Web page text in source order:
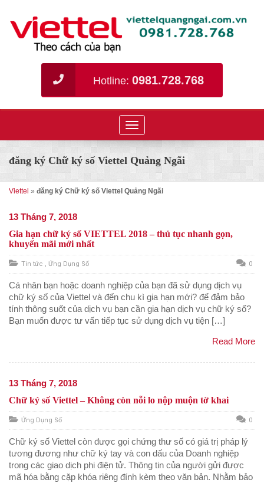
Hotline: 0981.728.768
Toggle
navigation
đăng ký Chữ ký số Viettel Quảng Ngãi
Viettel » đăng ký Chữ ký số Viettel Quảng Ngãi
13 Tháng 7, 2018
Gia hạn chữ ký số VIETTEL 2018 – thủ tục nhanh gọn,
khuyến mãi mới nhất
Tin tức , Ứng Dụng Số 0
Cá nhân bạn hoặc doanh nghiệp của bạn đã sử dụng dịch vụ
chữ ký số của Viettel và đến chu kì gia hạn mới? để đảm bảo
tính thông suốt của dịch vụ bạn cần gia hạn dịch vụ chữ ký số?
Bạn muốn được tư vấn tiếp tục sử dụng dịch vụ tiện […]
Read More
13 Tháng 7, 2018
Chữ ký số Viettel – Không còn nỗi lo nộp muộn tờ khai
Ứng Dụng Số 0
Chữ ký số Viettel còn được gọi chứng thư số có giá trị pháp lý
tương đương như chữ ký tay và con dấu của Doanh nghiệp
trong các giao dịch phi điện tử. Thông tin của người gửi được
mã hóa bằng cặp khóa riêng đính kèm theo văn bản. Nhằm bảo